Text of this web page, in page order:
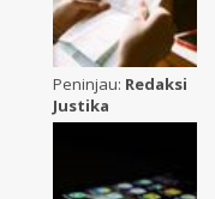
Peninjau: Redaksi
Justika